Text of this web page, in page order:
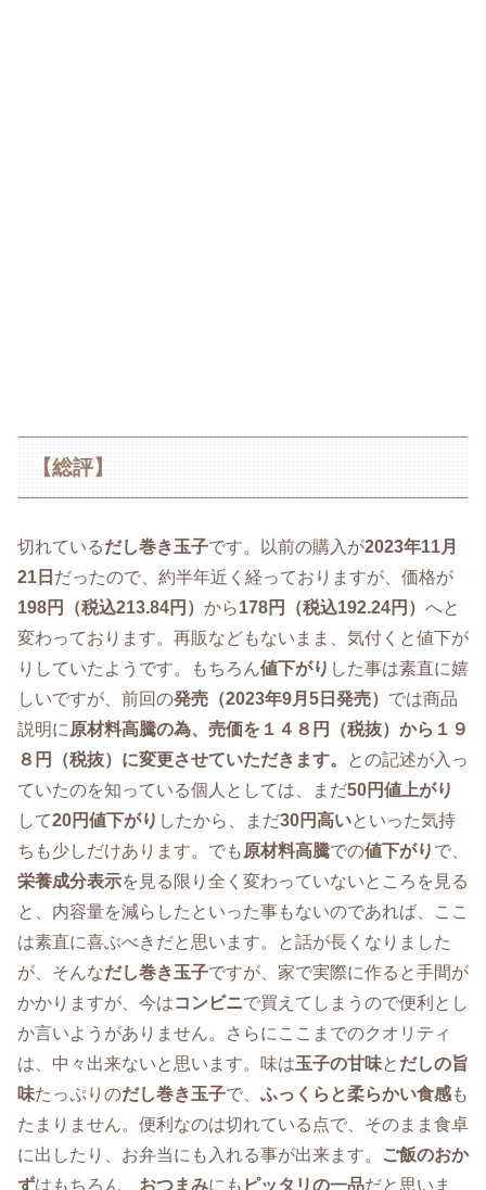
【総評】
切れているだし巻き玉子です。以前の購入が2023年11月
21日 だったので、約半年近く経っておりますが、価格が
198円（税込213.84円） から178円（税込192.24円） へと
変わっております。再販などもないまま、気付くと値下が
りしていたようです。もちろん値下がり した事は素直に嬉
しいですが、前回の発売（2023年9月5日発売） では商品
説明に 原材料高騰の為、売価を１４８円（税抜）から１９
８円（税抜）に変更させていただきます。
との記述が入っ
ていたのを知っている個人としては、まだ50円値上がり
して20円値下がり したから、まだ30円高いといった気持
ちも少しだけあります。でも 原材料高騰での値下がり で、
栄養成分表示を見る限り全く変わっていないところを見る
と、内容量を減らしたといった事もないのであれば、ここ
は素直に喜ぶべきだと思います。と話が長くなりました
が、そんなだし巻き玉子ですが、家で実際に作ると手間が
かかりますが、今はコンビニで買えてしまうので便利とし
か言いようがありません。さらにここまでのクオリティ
は、中々出来ないと思います。味は玉子の甘味と だしの旨
味たっぷりのだし巻き玉子で、 ふっくらと柔らかい食感も
たまりません。便利なのは切れている点で、そのまま食卓
に出したり、お弁当にも入れる事が出来ます。
ご飯のおか
ずはもちろん、 おつまみにも ピッタリの一品だと思いま